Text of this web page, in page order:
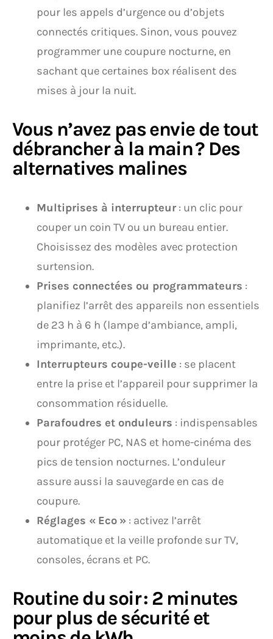
pour les appels d’urgence ou d’objets
connectés critiques. Sinon, vous pouvez
programmer une coupure nocturne, en
sachant que certaines box réalisent des
mises à jour la nuit.
Vous n’avez pas envie de tout
débrancher à la main ? Des
alternatives malines
Multiprises à interrupteur : un clic pour
couper un coin TV ou un bureau entier.
Choisissez des modèles avec protection
surtension.
Prises connectées ou programmateurs :
planifiez l’arrêt des appareils non essentiels
de 23 h à 6 h (lampe d’ambiance, ampli,
imprimante, etc.).
Interrupteurs coupe-veille : se placent
entre la prise et l’appareil pour supprimer la
consommation résiduelle.
Parafoudres et onduleurs : indispensables
pour protéger PC, NAS et home-cinéma des
pics de tension nocturnes. L’onduleur
assure aussi la sauvegarde en cas de
coupure.
Réglages « Eco » : activez l’arrêt
automatique et la veille profonde sur TV,
consoles, écrans et PC.
Routine du soir : 2 minutes
pour plus de sécurité et